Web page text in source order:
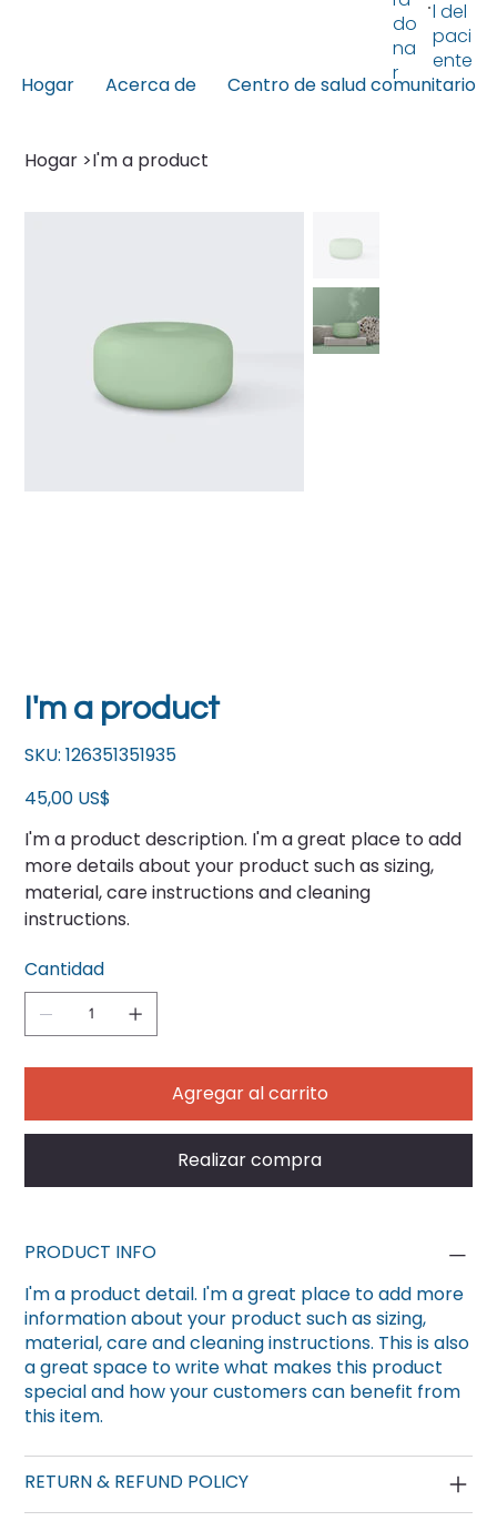
Hogar Acerca de Centro de salud comunitario
do
na
r
l del
paci
ente
Hogar >I'm a product
I'm a product
SKU: SKU
126351351935
126351351935
Precio
45,00 US$
I'm a product description. I'm a great place to add
more details about your product such as sizing,
material, care instructions and cleaning
instructions.
Cantidad
Agregar al carrito
Realizar compra
PRODUCT INFO
I'm a product detail. I'm a great place to add more
information about your product such as sizing,
material, care and cleaning instructions. This is also
a great space to write what makes this product
special and how your customers can benefit from
this item.
RETURN & REFUND POLICY